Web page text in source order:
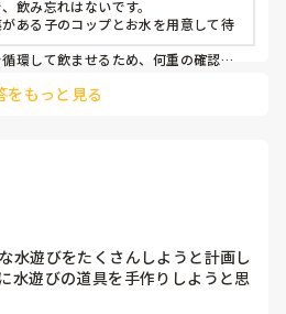
飲み忘れはないです。
ある子のコップとお水を用意して待
環して飲ませるため、何重の確認に
をもっと見る
水遊びをたくさんしようと計画し
水遊びの道具を手作りしようと思